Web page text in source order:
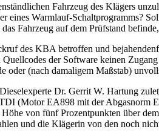
Fahrzeug des Klägers
eines Warmlauf-Schaltprogramms?
Fahrzeug auf dem Prüfstand
des KBA betroffen und
der Software keinen
oder (nach damaligem Maßstab)
Dr. Gerrit W. Hartung
(Motor EA898 mit der Abgasnorm
von fünf Prozentpunkten über
und die Klägerin von den noch